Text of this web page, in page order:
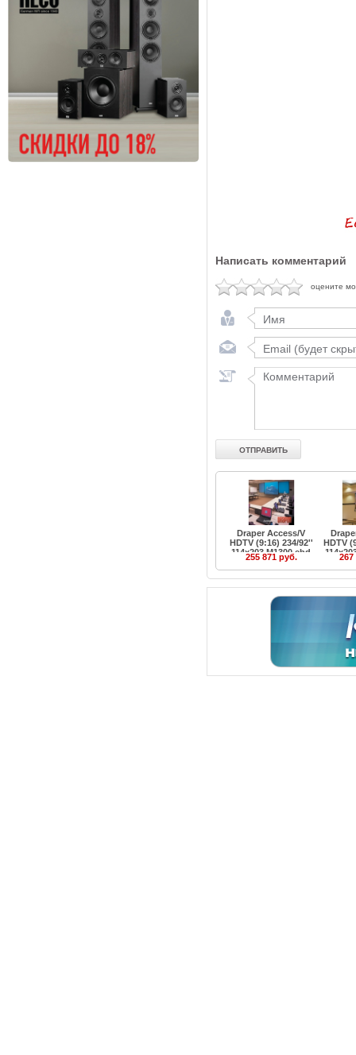
Написать комментарий
оцените
Draper Access/V
HDTV (9:16) 234/92''
114x203 M1300 ebd
12''
255 871 руб.
HDTV
267